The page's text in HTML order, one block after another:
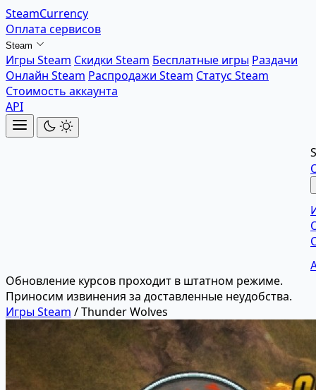
SteamCurrency
Оплата сервисов
Steam
Игры Steam Скидки Steam Бесплатные игры Раздачи
Онлайн Steam Распродажи Steam Статус Steam
Стоимость аккаунта
API
Обновление курсов проходит в штатном режиме.
Приносим извинения за доставленные неудобства.
Игры Steam /Thunder Wolves